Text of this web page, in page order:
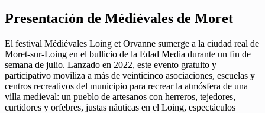
Presentación de Médiévales de Moret
El festival Médiévales Loing et Orvanne sumerge a la ciudad real de
Moret-sur-Loing en el bullicio de la Edad Media durante un fin de
semana de julio. Lanzado en 2022, este evento gratuito y
participativo moviliza a más de veinticinco asociaciones, escuelas y
centros recreativos del municipio para recrear la atmósfera de una
villa medieval: un pueblo de artesanos con herreros, tejedores,
curtidores y orfebres, justas náuticas en el Loing, espectáculos